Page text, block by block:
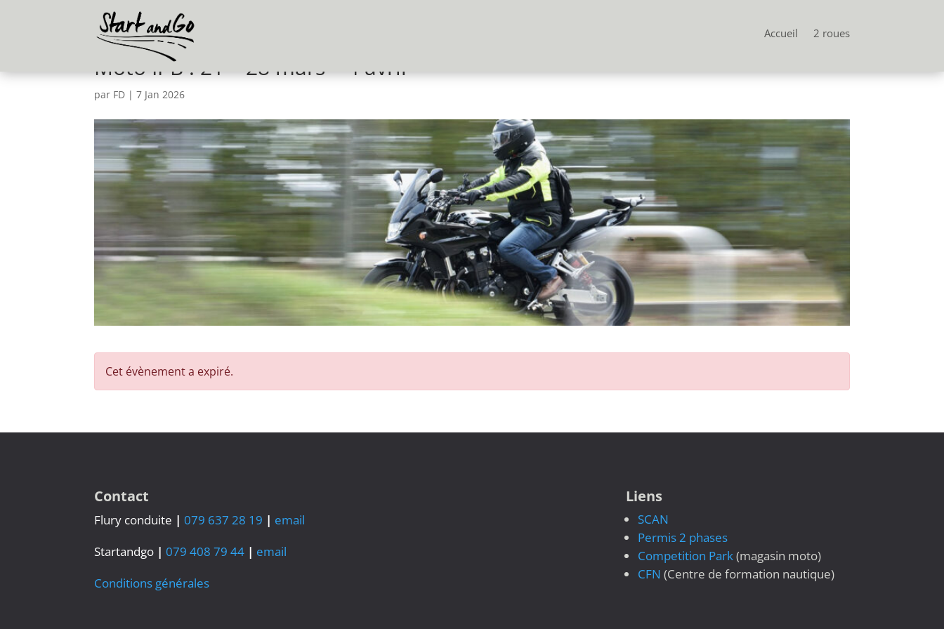
Accueil 2 roues
Moto IPB : 21 – 28 mars – 4 avril
par FD |7 Jan 2026
Cet évènement a expiré.
Contact
Flury conduite | 079 637 28 19 | email
Startandgo | 079 408 79 44 | email
Conditions générales
Liens
SCAN
Permis 2 phases
Competition Park(magasin moto)
CFN (Centre de formation nautique)